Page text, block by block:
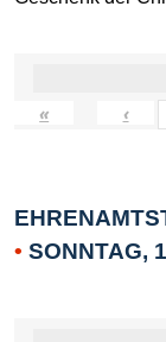
« ‹
• SONNTAG,